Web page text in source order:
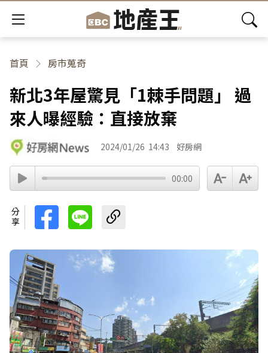
首頁 房市蒐奇
新北3年屋驚見「1棘手問題」 過
來人曝經驗：直接放棄
2024/01/26 14:43 好房網
00:00
分享